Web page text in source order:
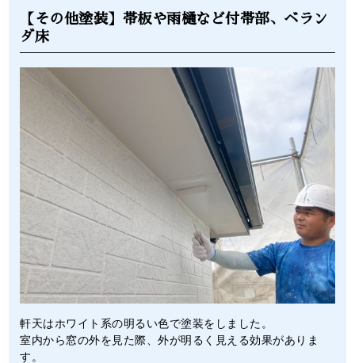
【その他塗装】帯板や雨樋など付帯部、ベラン
ダ床
軒天はホワイト系の明るい色で塗装をしました。
室内から窓の外を見た際、外が明るく見える効果がありま
す。